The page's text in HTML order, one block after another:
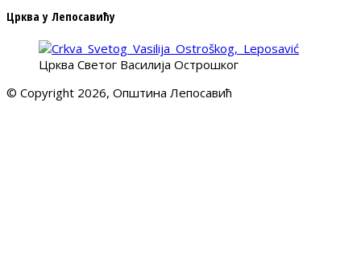
Црква у Лепосавићу
Црква Светог Василија Острошког
© Copyright 2026, Општина Лепосавић